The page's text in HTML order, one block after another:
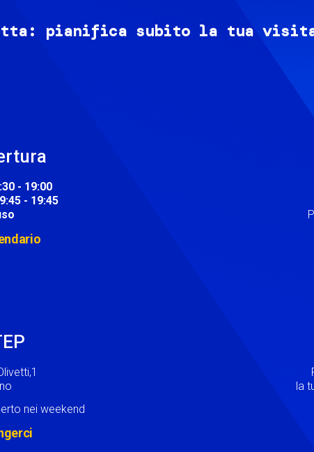
pianifica subito la tua visita
- 19:00
9:45 - 19:45
nei weekend
la